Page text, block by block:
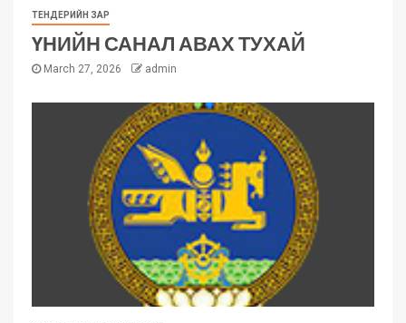
ТЕНДЕРИЙН ЗАР
ҮНИЙН САНАЛ АВАХ ТУХАЙ
March 27, 2026 admin